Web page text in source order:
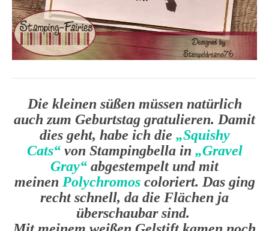
Die kleinen süßen müssen natürlich
auch zum Geburtstag gratulieren. Damit
dies geht, habe ich die „Squishy
Cats“von Stampingbella in „Gravel
Gray“ abgestempelt und mit
meinen Polychromoscoloriert. Das ging
recht schnell, da die Flächen ja
überschaubar sind.